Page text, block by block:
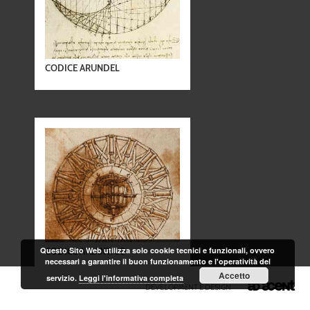
CODICE ARUNDEL
CODICE ATLANTICO
DEVELOPMENT E DESIGN
Questo Sito Web utilizza solo cookie tecnici e funzionali, ovvero
necessari a garantire il buon funzionamento e l'operatività del
servizio.Leggi l'informativa completa Accetto